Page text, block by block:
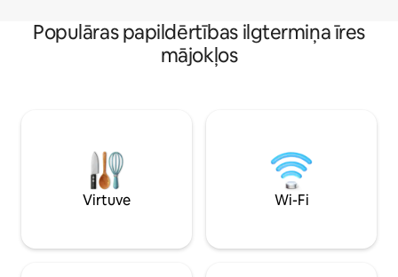
Populāras papildērtības ilgtermiņa īres
mājokļos
Virtuve Wi-Fi